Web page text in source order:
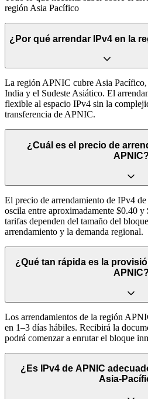
región Asia Pacífico
¿Por qué arrendar IPv4 en la
La región APNIC cubre Asia
India y el Sudeste Asiático. El
flexible al espacio IPv4 sin la
transferencia de APNIC.
¿Cuál es el precio de
APNIC?
El precio de arrendamiento de IPv4
oscila entre aproximadamente $0.40
tarifas dependen del tamaño del
arrendamiento y la demanda regional.
¿Qué tan rápida es la
APNIC?
Los arrendamientos de la región
en 1–3 días hábiles. Recibirá la
podrá comenzar a enrutar el bloque
¿Es IPv4 de APNIC
Asia-